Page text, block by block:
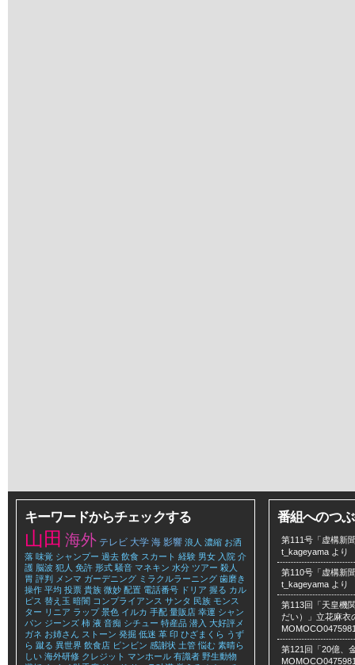
キーワードからチェックする
山田 海外 テレビ 大学 海 影響 浪人 濃縮 お洒
落 味覚 シャンプー 過去 飲食 スカート 経験 男女 入院 介
護 脳波 犯人 免許 形式 騒音 マネキン 水分 ツアー 殺人
胃 評判 メンマ ガーデニング ミラクルラーニング 歯磨き
操作 平均 投票 貴族 微妙 配置 電話番号 ドリア 握る カル
ピス 替え玉 暗闇 コンプライアンス サンタ 民族 モンス
ター リニア ラップ 景色 イルカ 手配 量販店 幸運 シャン
パン ジーンズ 柿 液 音痴 シチュー 特産品 潜入 大好評メ
ガネ お姉さん ストーン 発掘 低迷 革 印 ひざまくら うず
ら 蹴る 異世界 飲食店 ビンビン 感謝状 土管 悩む 素晴ら
しい 海外研修 クレジット マンホール 有識者 野生動物
番組へのつ
第111号「虚構新
t_kageyama より
第110号「虚構新
t_kageyama より
第113回「天皇機
だい）」立花麻衣
第121回「20億、